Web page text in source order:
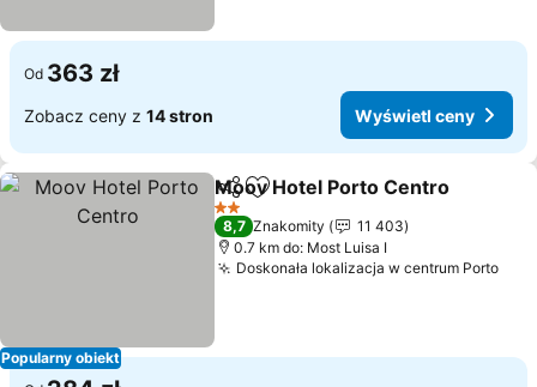
Od 363 zł
Zobacz ceny z 14 stron Wyświetl ceny
Popularny obiekt
Udostępnij
Dodaj do ulubionych
Moov Hotel Porto Centro
2 Kategoria
8,7 Znakomity
11 403
0.7 km do: Most Luisa I
Doskonała lokalizacja w centrum Porto